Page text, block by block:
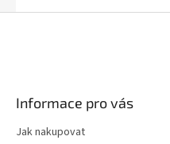
Informace pro vás
Jak nakupovat